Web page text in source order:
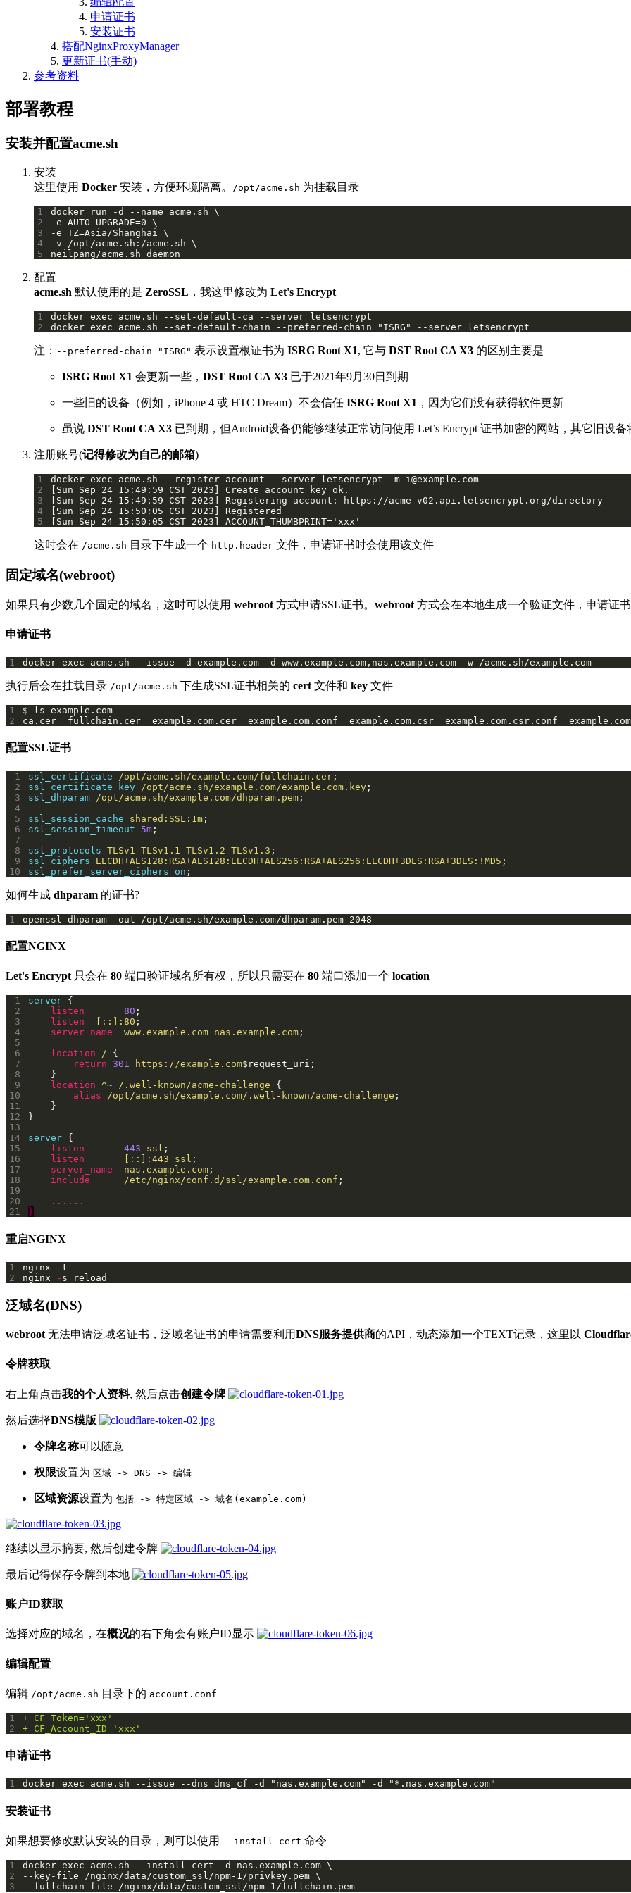
申请证书
安装证书
搭配NginxProxyManager
更新证书(手动)
参考资料
部署教程
安装并配置acme.sh
安装
这里使用 Docker 安装，方便环境隔离。 /opt/acme.sh 为挂载目录
1
2
3
4
5
neilpang/acme.sh daemon
配置
acme.sh 默认使用的是 ZeroSSL ，我这里修改为 Let's Encrypt
1
2
docker exec acme.sh --set-default-chain --preferred-chain "ISRG" --server letsencrypt
注： --preferred-chain "ISRG" 表示设置根证书为 ISRG Root X1, 它与 DST Root CA X3 的区别主要是
ISRG Root X1 会更新一些， DST Root CA X3 已于2021年9月30日到期
一些旧的设备（例如，iPhone 4 或 HTC Dream）不会信任 ISRG Root X1 ，因为它们没有获得软件更新
虽说 DST Root CA X3 已到期，但Android设备仍能够继续正常访问使用 Let’s Encrypt 证书加密的网站，其它旧设
注册账号(记得修改为自己的邮箱)
1 docker exec acme.sh --register-account --server letsencrypt -m i@example.com
2
3
[Sun Sep 24 15:49:59 CST 2023] Registering account: https://acme-v02.api.letsencrypt.org/directory
4
5
[Sun Sep 24 15:50:05 CST 2023] ACCOUNT_THUMBPRINT='xxx'
这时会在 /acme.sh 目录下生成一个 http.header 文件，申请证书时会使用该文件
固定域名(webroot)
如果只有少数几个固定的域名，这时可以使用 webroot 方式申请SSL证书。 webroot 方式会在本地生成一个验证文件，申请证
申请证书
1 docker exec acme.sh --issue -d example.com -d www.example.com,nas.example.com -w /acme.sh/example.com
执行后会在挂载目录 /opt/acme.sh 下生成SSL证书相关的 cert 文件和 key 文件
1
$ ls example.com
2
ca.cer  fullchain.cer  example.com.cer  example.com.conf  example.com.csr  example.com.csr.conf
配置SSL证书
1 ssl_certificate /opt/acme.sh/example.com/fullchain.cer
2
ssl_certificate_key /opt/acme.sh/example.com/example.com.key
3
ssl_dhparam /opt/acme.sh/example.com/dhparam.pem
4
5
ssl_session_cache shared:SSL:1m
6
ssl_session_timeout 5m
7
8
ssl_protocols TLSv1 TLSv1.1 TLSv1.2 TLSv1.3
9
ssl_ciphers EECDH+AES128:RSA+AES128:EECDH+AES256:RSA+AES256:EECDH+3DES:RSA+3DES:!MD5
10
ssl_prefer_server_ciphers on ;
如何生成 dhparam 的证书?
1 openssl dhparam -out /opt/acme.sh/example.com/dhparam.pem 2048
配置NGINX
Let's Encrypt 只会在 80 端口验证域名所有权，所以只需要在 80 端口添加一个 location
1 server
2
listen 80
3
listen [::]:80
4
server_name www.example.com nas.example.com
5
6
location /
7
return 301 https://example.com
8
9
location ^~ /.well-known/acme-challenge
10
alias /opt/acme.sh/example.com/.well-known/acme-challenge
11
12
13
14
server
15
listen 443 ssl
16
listen [::]:443 ssl
17
server_name nas.example.com
18
include /etc/nginx/conf.d/ssl/example.com.conf
19
20
......
21
}
重启NGINX
1 nginx -
2
nginx - s reload
泛域名(DNS)
webroot 无法申请泛域名证书，泛域名证书的申请需要利用DNS服务提供商的API，动态添加一个TEXT记录，这里以
令牌获取
右上角点击我的个人资料, 然后点击创建令牌
然后选择DNS模版
令牌名称可以随意
权限设置为 区域 -> DNS -> 编辑
区域资源设置为 包括 -> 特定区域 -> 域名(example.com)
继续以显示摘要, 然后创建令牌
最后记得保存令牌到本地
账户ID获取
选择对应的域名，在概况的右下角会有账户ID显示
编辑配置
编辑 /opt/acme.sh 目录下的 account.conf
1
2
申请证书
1 docker exec acme.sh --issue --dns dns_cf -d "nas.example.com" -d "*.nas.example.com"
安装证书
如果想要修改默认安装的目录，则可以使用 --install-cert 命令
1
2
3
--fullchain-file /nginx/data/custom_ssl/npm-1/fullchain.pem